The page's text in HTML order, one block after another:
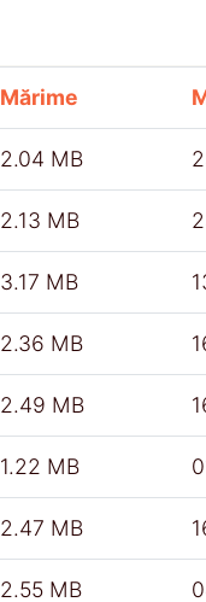
Mărime
2.04 MB
2.13 MB
3.17 MB
2.36 MB
2.49 MB
1.22 MB
2.47 MB
2.55 MB